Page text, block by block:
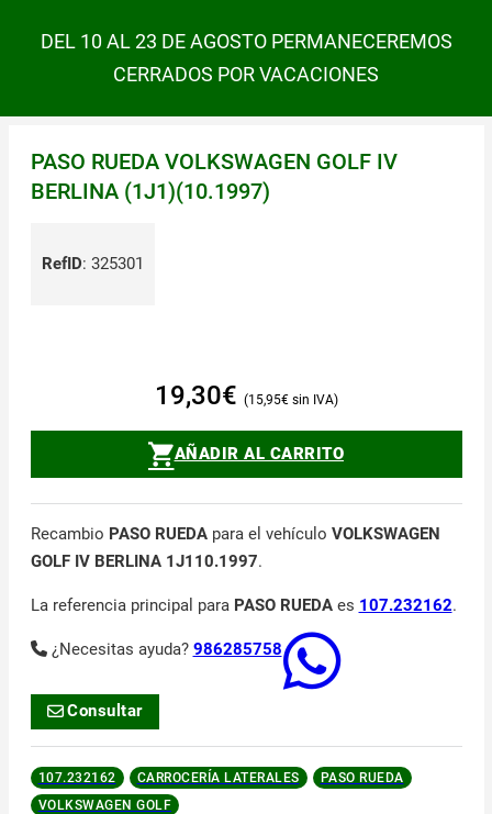
DEL 10 AL 23 DE AGOSTO PERMANECEREMOS
CERRADOS POR VACACIONES
PASO RUEDA VOLKSWAGEN GOLF IV
BERLINA (1J1)(10.1997)
RefID: 325301
19,30€ 15,95€
AÑADIR AL CARRITO
Recambio PASO RUEDApara el vehículo VOLKSWAGEN
GOLF IV BERLINA 1J110.1997.
La referencia principal para PASO RUEDAes 107.232162.
¿Necesitas ayuda? 986285758
Consultar
107.232162 CARROCERÍA LATERALES
PASO RUEDA
VOLKSWAGEN GOLF